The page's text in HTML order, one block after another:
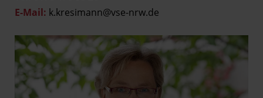
E-Mail: k.kresimann@vse-nrw.de